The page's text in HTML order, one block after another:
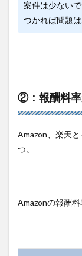
案件は少ない
つかれば問題
②：報酬料
Amazon、楽天
つ。
Amazonの報酬料